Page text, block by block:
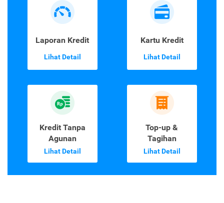
Laporan Kredit
Lihat Detail
Kartu Kredit
Lihat Detail
Kredit Tanpa
Agunan
Lihat Detail
Top-up &
Tagihan
Lihat Detail